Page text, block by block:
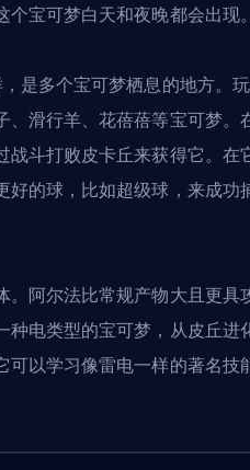
个宝可梦白天和夜晚都会出现
是多个宝可梦栖息的地方。
滑行羊、花蓓蓓等宝可梦。
斗打败皮卡丘来获得它。在
好的球，比如超级球，来成功
阿尔法比常规产物大且更具
种电类型的宝可梦 ，从皮丘进
可以学习像雷电一样的著名技